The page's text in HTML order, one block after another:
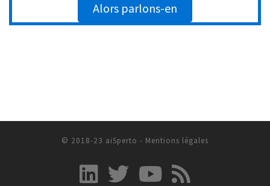
Alors parlons-en
© 2018-23 aiSperto - Mentions légales